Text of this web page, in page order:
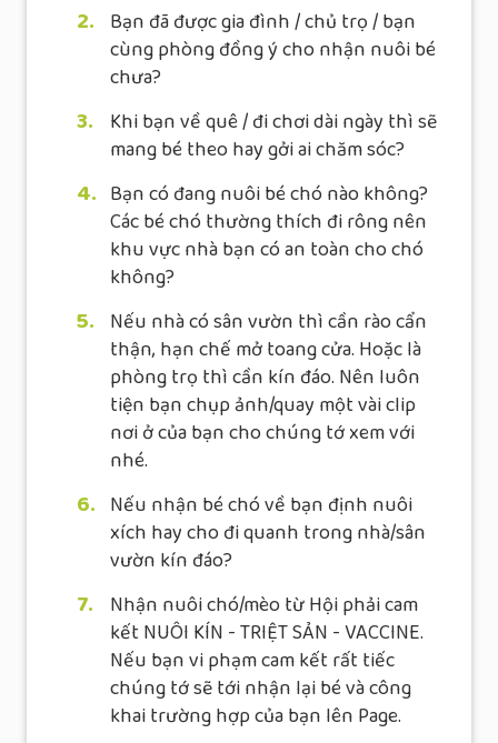
2. Bạn đã được gia đình / chủ trọ / bạn
cùng phòng đồng ý cho nhận nuôi bé
chưa?
3.
Khi bạn về quê / đi chơi dài ngày thì sẽ
mang bé theo hay gởi ai chăm sóc?
4. Bạn có đang nuôi bé chó nào không?
Các bé chó thường thích đi rông nên
khu vực nhà bạn có an toàn cho chó
không?
5. Nếu nhà có sân vườn thì cần rào cẩn
thận, hạn chế mở toang cửa. Hoặc là
phòng trọ thì cần kín đáo. Nên luôn
tiện bạn chụp ảnh/quay một vài clip
nơi ở của bạn cho chúng tớ xem với
nhé.
6. Nếu nhận bé chó về bạn định nuôi
xích hay cho đi quanh trong nhà/sân
vườn kín đáo?
7.
Nhận nuôi chó/mèo từ Hội phải cam
kết NUÔI KÍN - TRIỆT SẢN - VACCINE.
Nếu bạn vi phạm cam kết rất tiếc
chúng tớ sẽ tới nhận lại bé và công
khai trường hợp của bạn lên Page.